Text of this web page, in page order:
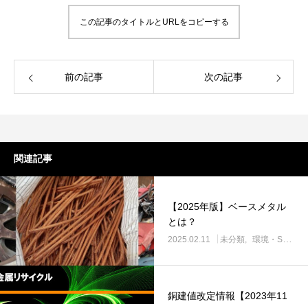
この記事のタイトルとURLをコピーする
前の記事 次の記事
関連記事
【2025年版】ベースメタル
とは？
2025.02.11 未分類 環境・SDGs
銅建値改定情報【2023年11